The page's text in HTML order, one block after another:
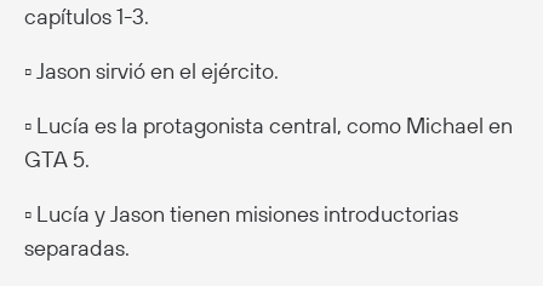
capítulos 1-3.
▫️ Jason sirvió en el ejército.
▫️ Lucía es la protagonista central, como Michael en
GTA 5.
▫️ Lucía y Jason tienen misiones introductorias
separadas.